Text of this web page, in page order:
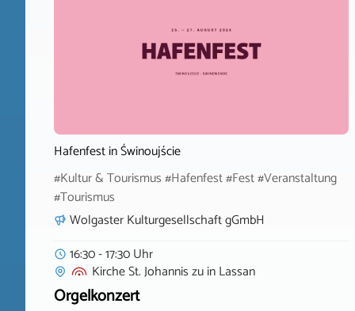
Hafenfest in Świnoujście
#Kultur & Tourismus #Hafenfest #Fest #Veranstaltung
#Tourismus
Wolgaster Kulturgesellschaft gGmbH
16:30 - 17:30 Uhr
Kirche St. Johannis zuinLassan
Orgelkonzert